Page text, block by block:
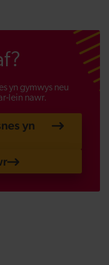
yn gymwys neu
lein nawr.
yn